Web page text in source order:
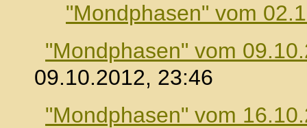
"Mondphasen" vom
"Mondphasen" vom
09.10.2012, 23:46
"Mondphasen" vom